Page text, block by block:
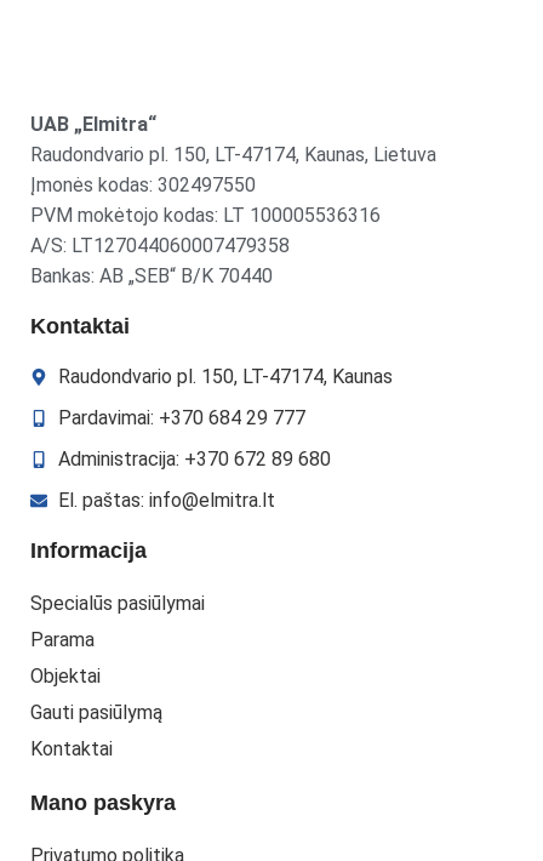
UAB „Elmitra“
Raudondvario pl. 150, LT-47174, Kaunas, Lietuva
Įmonės kodas: 302497550
PVM mokėtojo kodas: LT 100005536316
A/S: LT127044060007479358
Bankas: AB „SEB“ B/K 70440
Kontaktai
Raudondvario pl. 150, LT-47174, Kaunas
Pardavimai: +370 684 29 777
Administracija: +370 672 89 680
El. paštas: info@elmitra.lt
Informacija
Specialūs pasiūlymai
Parama
Objektai
Gauti pasiūlymą
Kontaktai
Mano paskyra
Privatumo politika